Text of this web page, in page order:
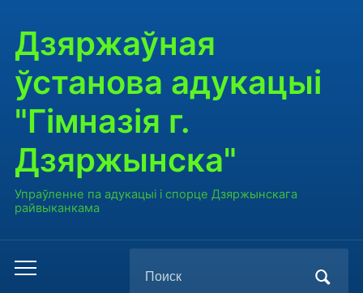
Дзяржаўная
ўстанова адукацыі
"Гімназія г.
Дзяржынска"
Упраўленне па адукацыі і спорце Дзяржынскага
райвыканкама
Переключить
по: